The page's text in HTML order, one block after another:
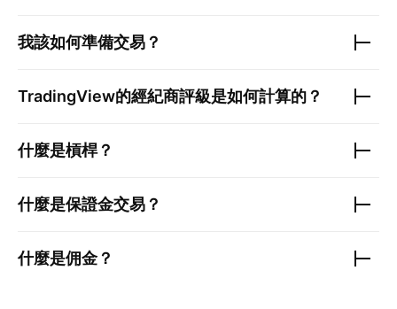
我該如何準備交易？
TradingView的經紀商評級是如何計算的？
什麼是槓桿？
什麼是保證金交易？
什麼是佣金？